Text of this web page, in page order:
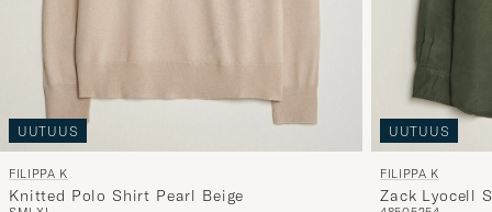
UUTUUS
FILIPPA K
Knitted Polo Shirt Pearl Beige
UUTUUS
FILIPPA K
Zack Lyocell